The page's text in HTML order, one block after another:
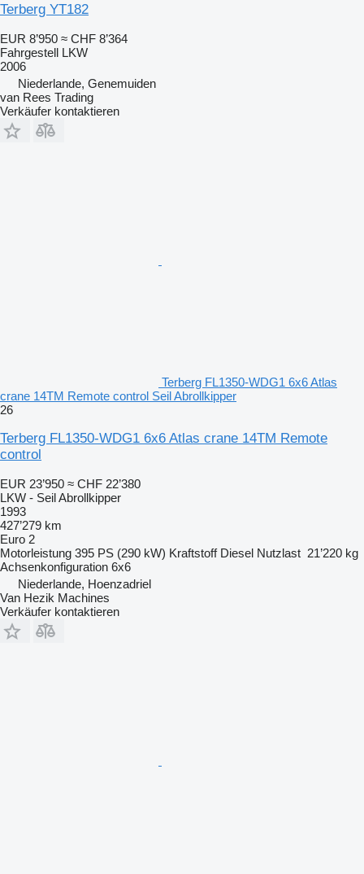
Terberg YT182
EUR 8’950 ≈ CHF 8’364
Fahrgestell LKW
2006
Niederlande, Genemuiden
van Rees Trading
Verkäufer kontaktieren
Terberg FL1350-WDG1 6x6 Atlas
crane 14TM Remote control Seil Abrollkipper
26
Terberg FL1350-WDG1 6x6 Atlas crane 14TM Remote
control
EUR 23’950 ≈ CHF 22’380
LKW - Seil Abrollkipper
1993
427’279 km
Euro 2
Motorleistung 395 PS (290 kW) Kraftstoff Diesel Nutzlast 21’220 kg
Achsenkonfiguration 6x6
Niederlande, Hoenzadriel
Van Hezik Machines
Verkäufer kontaktieren